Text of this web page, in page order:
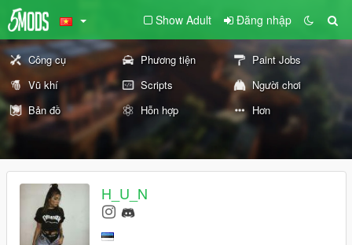
Show Adult Đăng nhập
Công cụ Phương tiện
Paint Jobs
Vũ khí
Scripts
Người chơi
Bản đồ
Hỗn hợp Hơn
H_U_N